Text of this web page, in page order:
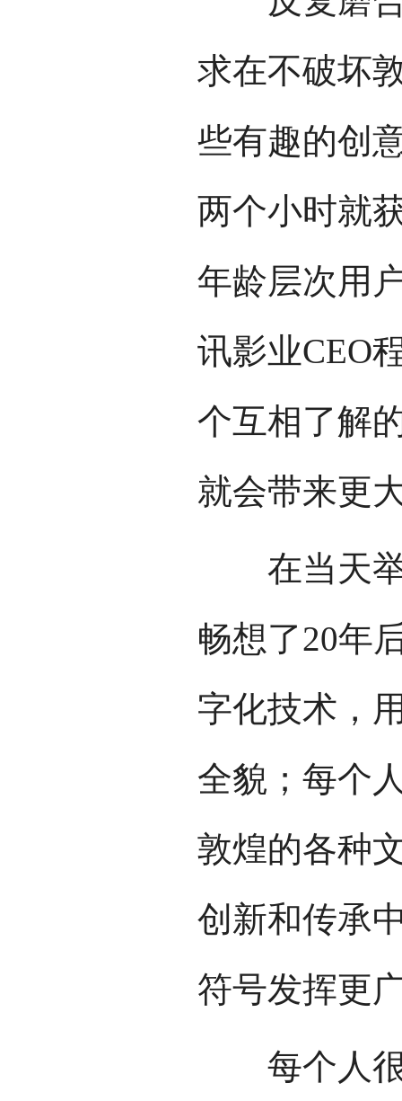
求在不破坏
些有趣的创
两个小时就
年龄层次用
讯影业CEO
个互相了解
就会带来更
在当天举
畅想了20年
字化技术，
全貌；每个
敦煌的各种
创新和传承
符号发挥更
每个人很